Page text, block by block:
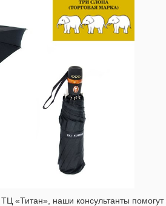
«Титан», наши консультанты помогут